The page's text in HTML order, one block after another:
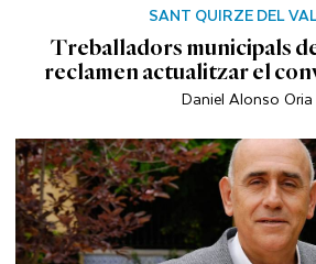
SANT QUIRZE DEL
Treballadors municipals
reclamen actualitzar el
Daniel Alonso Oria